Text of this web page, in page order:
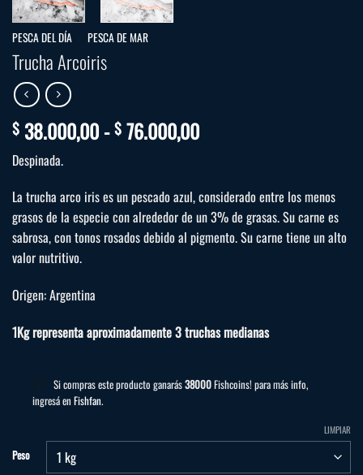
PESCA DEL DÍA PESCA DE MAR
Trucha Arcoiris
$ 38.000,00- $ 76.000,00Rango
desde
$ 38.000,00
hasta
$ 76.000,00
Despinada.
La trucha arco iris es un pescado azul, considerado entre los menos
grasos de la especie con alrededor de un 3% de grasas. Su carne es
sabrosa, con tonos rosados debido al pigmento. Su carne tiene un alto
valor nutritivo.
Origen: Argentina
1Kg representa aproximadamente 3 truchas medianas
Si compras este producto ganarás38000Fishcoins! para más info,
ingresá en Fishfan.
Peso
LIMPIAR